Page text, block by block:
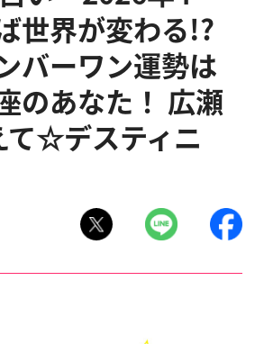
世界が変わる!?
バーワン運勢は
のあなた！ 広瀬
て☆デスティニ